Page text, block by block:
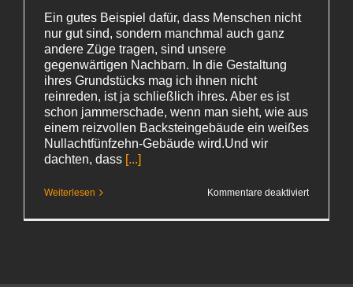
Ein gutes Beispiel dafür, dass Menschen nicht
nur gut sind, sondern manchmal auch ganz
andere Züge tragen, sind unsere
gegenwärtigen Nachbarn. In die Gestaltung
ihres Grundstücks mag ich ihnen nicht
reinreden, ist ja schließlich ihres. Aber es ist
schon jammerschade, wenn man sieht, wie aus
einem reizvollen Backsteingebäude ein weißes
Nullachtfünfzehn-Gebäude wird.Und wir
dachten, dass [...]
Weiterlesen Kommentare deaktiviertfür